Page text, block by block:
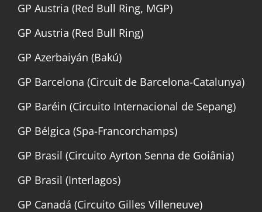
GP Austria (Red Bull Ring, MGP)
GP Austria (Red Bull Ring)
GP Azerbaiyán (Bakú)
GP Barcelona (Circuit de Barcelona-Catalunya)
GP Baréin (Circuito Internacional de Sepang)
GP Bélgica (Spa-Francorchamps)
GP Brasil (Circuito Ayrton Senna de Goiânia)
GP Brasil (Interlagos)
GP Canadá (Circuito Gilles Villeneuve)